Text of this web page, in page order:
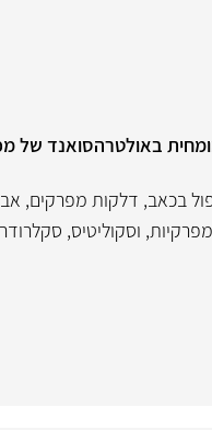
באולטרהסואנד של
בכאב, דלקות מפרקים,
, וסקוליטיס,